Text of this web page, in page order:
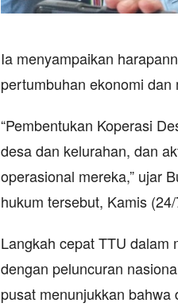
Ia menyampaikan
pertumbuhan ekonomi
“Pembentukan Koperasi
desa dan kelurahan, dan
operasional mereka,” ujar
hukum tersebut, Kamis
Langkah cepat TTU dalam
dengan peluncuran
pusat menunjukkan